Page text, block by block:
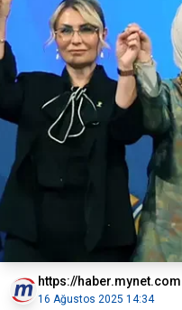
https://haber.mynet.com
16 Ağustos 2025 14:34